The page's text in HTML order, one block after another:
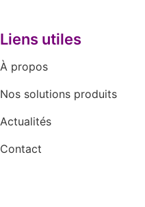
Liens utiles
À propos
Nos solutions produits
Actualités
Contact